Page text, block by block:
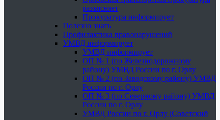
разъясняет
Прокуратура информирует
Полезно знать
Профилактика правонарушений
УМВД информирует
УМВД информирует
ОП № 1 (по Железнодорожному
району) УМВД России по г. Орлу
ОП № 2 (по Заводскому району) УМВД
России по г. Орлу
ОП № 3 (по Северному району) УМВД
России по г. Орлу
УМВД России по г. Орлу (Советский